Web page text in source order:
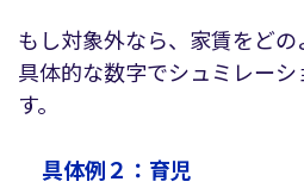
もし対象外なら、家賃をどの
具体的な数字でシュミレー
す。
具体例２：育児